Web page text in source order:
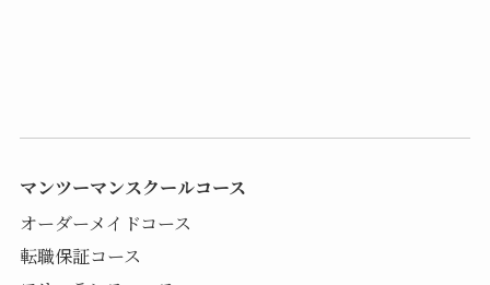
マンツーマンスクールコース
オーダーメイドコース
転職保証コース